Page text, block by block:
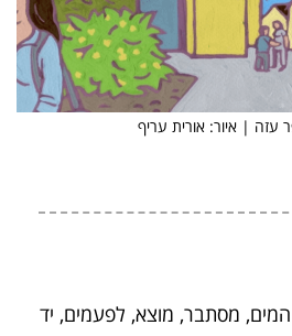
עזה | איור: אורית עריף
מסתבר, מוצא, לפעמים, יד